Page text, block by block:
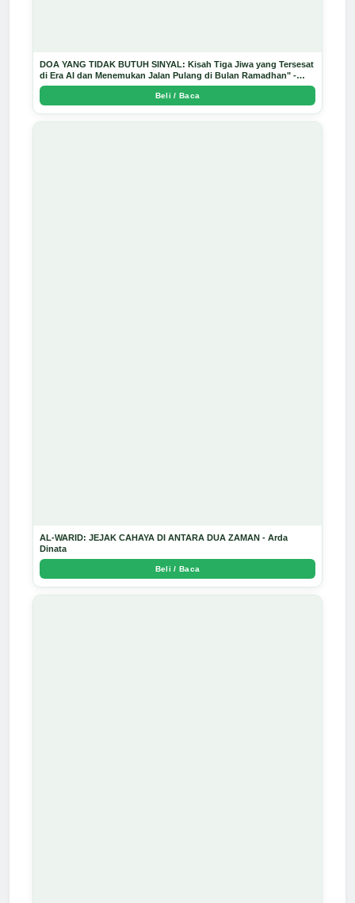
DOA YANG TIDAK BUTUH SINYAL: Kisah Tiga Jiwa yang Tersesat
di Era AI dan Menemukan Jalan Pulang di Bulan Ramadhan" -
Arda Dinata
Beli / Baca
AL-WARID: JEJAK CAHAYA DI ANTARA DUA ZAMAN - Arda
Dinata
Beli / Baca